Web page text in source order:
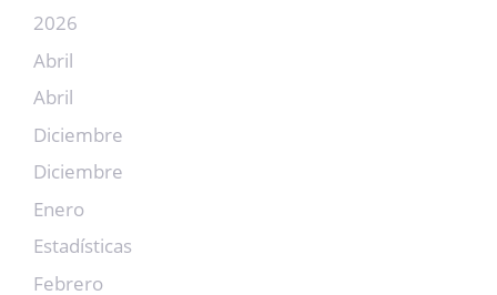
2026
Abril
Abril
Diciembre
Diciembre
Enero
Estadísticas
Febrero